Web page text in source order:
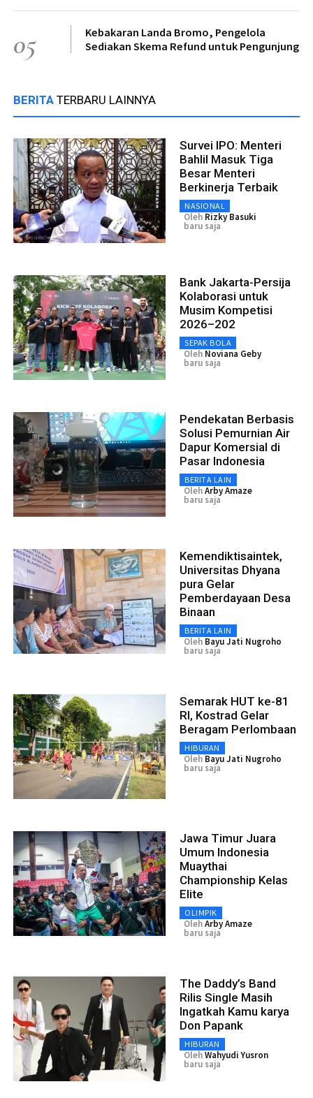
05
Kebakaran Landa Bromo, Pengelola
Sediakan Skema Refund untuk Pengunjung
BERITA TERBARU LAINNYA
Survei IPO: Menteri
Bahlil Masuk Tiga
Besar Menteri
Berkinerja Terbaik
NASIONAL
Oleh Rizky Basuki
baru saja
Bank Jakarta-Persija
Kolaborasi untuk
Musim Kompetisi
2026–202
SEPAK BOLA
Oleh Noviana Geby
baru saja
Pendekatan Berbasis
Solusi Pemurnian Air
Dapur Komersial di
Pasar Indonesia
BERITA LAIN
OlehArby Amaze
baru saja
Kemendiktisaintek,
Universitas Dhyana
pura Gelar
Pemberdayaan Desa
Binaan
BERITA LAIN
Oleh Bayu Jati Nugroho
baru saja
Semarak HUT ke-81
RI, Kostrad Gelar
Beragam Perlombaan
HIBURAN
Oleh Bayu Jati Nugroho
baru saja
Jawa Timur Juara
Umum Indonesia
Muaythai
Championship Kelas
Elite
OLIMPIK
OlehArby Amaze
baru saja
The Daddy’s Band
Rilis Single Masih
Ingatkah Kamu karya
Don Papank
HIBURAN
OlehWahyudi Yusron
baru saja